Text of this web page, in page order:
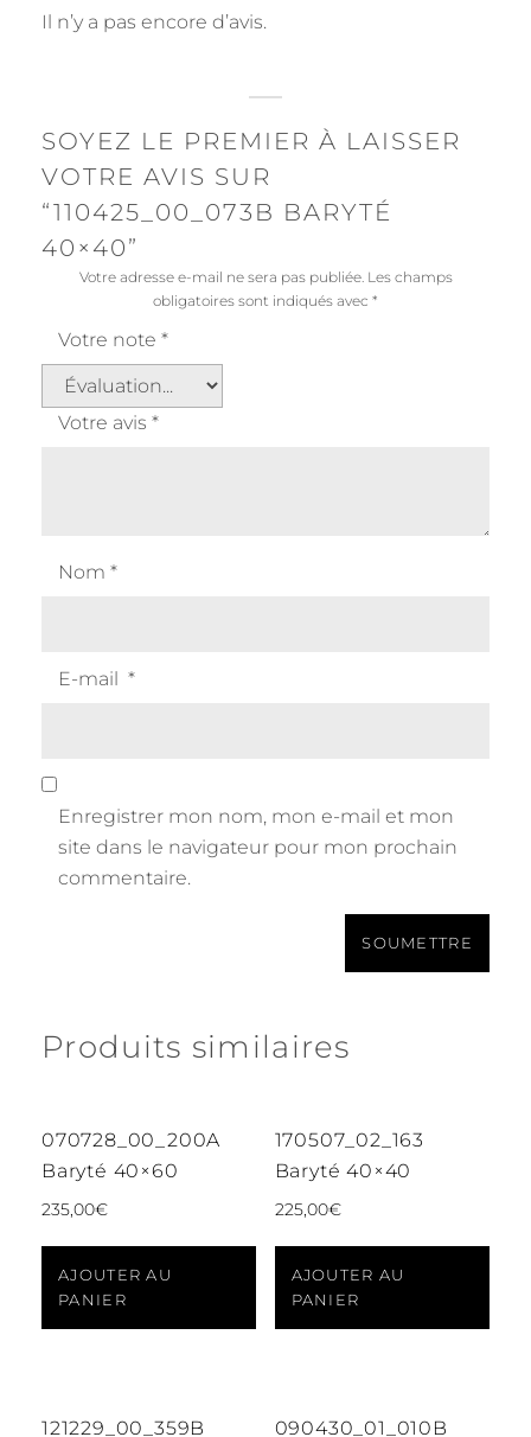
Il n’y a pas encore d’avis.
SOYEZ LE PREMIER À LAISSER
VOTRE AVIS SUR
“110425_00_073B BARYTÉ
40×40”
Votre adresse e-mail ne sera pas publiée. Les champs
obligatoires sont indiqués avec *
Votre note *
Votre avis *
Nom *
E-mail *
Enregistrer mon nom, mon e-mail et mon
site dans le navigateur pour mon prochain
commentaire.
Produits similaires
070728_00_200A
Baryté 40×60
235,00€
AJOUTER AU
PANIER
170507_02_163
Baryté 40×40
225,00€
AJOUTER AU
PANIER
121229_00_359B 090430_01_010B